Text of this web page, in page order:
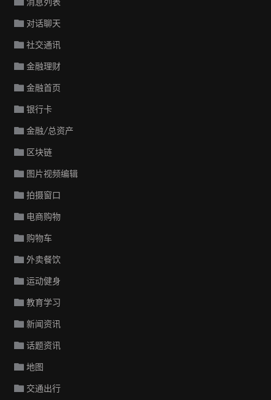
对话聊天
社交通讯
金融理财
金融首页
银行卡
金融/总资产
区块链
图片视频编辑
拍摄窗口
电商购物
购物车
外卖餐饮
运动健身
教育学习
新闻资讯
话题资讯
地图
交通出行